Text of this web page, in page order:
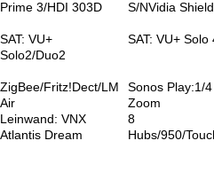
Prime 3/HDI 303D
S/NVidia Shield
SAT: VU+
Solo2/Duo2
SAT: VU+
ZigBee/Fritz!Dect/LM
Air
Sonos Play:1/
Zoom
Leinwand: VNX
Atlantis Dream
8
Hubs/950/